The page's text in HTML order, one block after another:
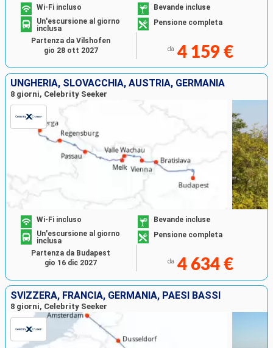
Wi-Fi incluso
Bevande incluse
Un'escursione al giorno
inclusa
Pensione completa
da 4 159 €
Partenza da Vilshofen
gio 28 ott 2027
UNGHERIA, SLOVACCHIA, AUSTRIA, GERMANIA
8 giorni, Celebrity Seeker
Wi-Fi incluso
Bevande incluse
Un'escursione al giorno
inclusa
Pensione completa
da 4 634 €
Partenza da Budapest
gio 16 dic 2027
SVIZZERA, FRANCIA, GERMANIA, PAESI BASSI
8 giorni, Celebrity Seeker